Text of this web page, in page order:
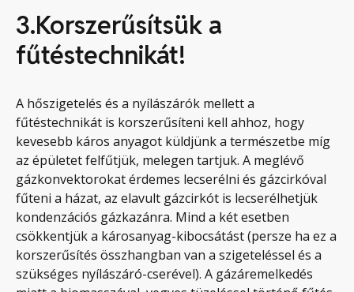
3.Korszerűsítsük a
fűtéstechnikát!
A hőszigetelés és a nyílászárók mellett a
fűtéstechnikát is korszerűsíteni kell ahhoz, hogy
kevesebb káros anyagot küldjünk a természetbe míg
az épületet felfűtjük, melegen tartjuk. A meglévő
gázkonvektorokat érdemes lecserélni és gázcirkóval
fűteni a házat, az elavult gázcirkót is lecserélhetjük
kondenzációs gázkazánra. Mind a két esetben
csökkentjük a károsanyag-kibocsátást (persze ha ez a
korszerűsítés összhangban van a szigeteléssel és a
szükséges nyílászáró-cserével). A gázáremelkedés